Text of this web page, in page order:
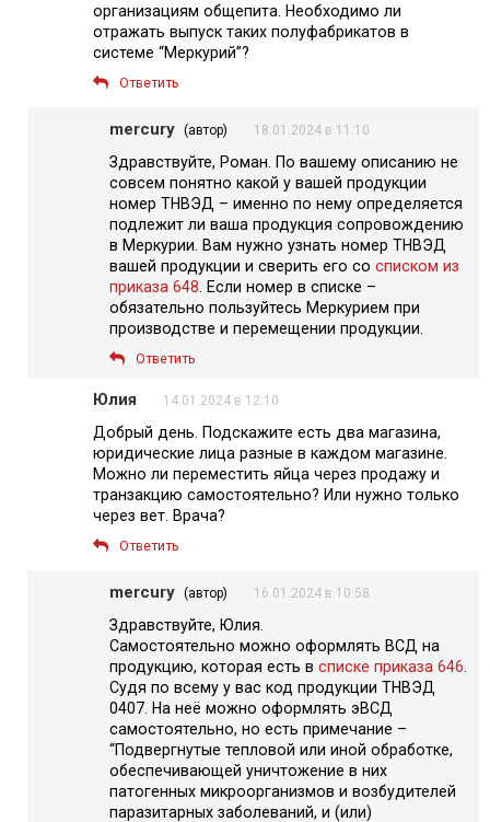
организациям общепита. Необходимо ли
отражать выпуск таких полуфабрикатов в
системе “Меркурий”?
Ответить
mercury (автор) 18.01.2024 в 11:10
Здравствуйте, Роман. По вашему описанию не
совсем понятно какой у вашей продукции
номер ТНВЭД – именно по нему определяется
подлежит ли ваша продукция сопровождению
в Меркурии. Вам нужно узнать номер ТНВЭД
вашей продукции и сверить его со списком из
приказа 648 . Если номер в списке –
обязательно пользуйтесь Меркурием при
производстве и перемещении продукции.
Ответить
Юлия 14.01.2024 в 12:10
Добрый день. Подскажите есть два магазина,
юридические лица разные в каждом магазине.
Можно ли переместить яйца через продажу и
транзакцию самостоятельно? Или нужно только
через вет. Врача?
Ответить
mercury (автор) 16.01.2024 в 10:58
Здравствуйте, Юлия.
Самостоятельно можно оформлять ВСД на
продукцию, которая есть в списке приказа 646
Судя по всему у вас код продукции ТНВЭД
0407. На неё можно оформлять эВСД
самостоятельно, но есть примечание –
“Подвергнутые тепловой или иной обработке,
обеспечивающей уничтожение в них
патогенных микроорганизмов и возбудителей
паразитарных заболеваний, и (или)